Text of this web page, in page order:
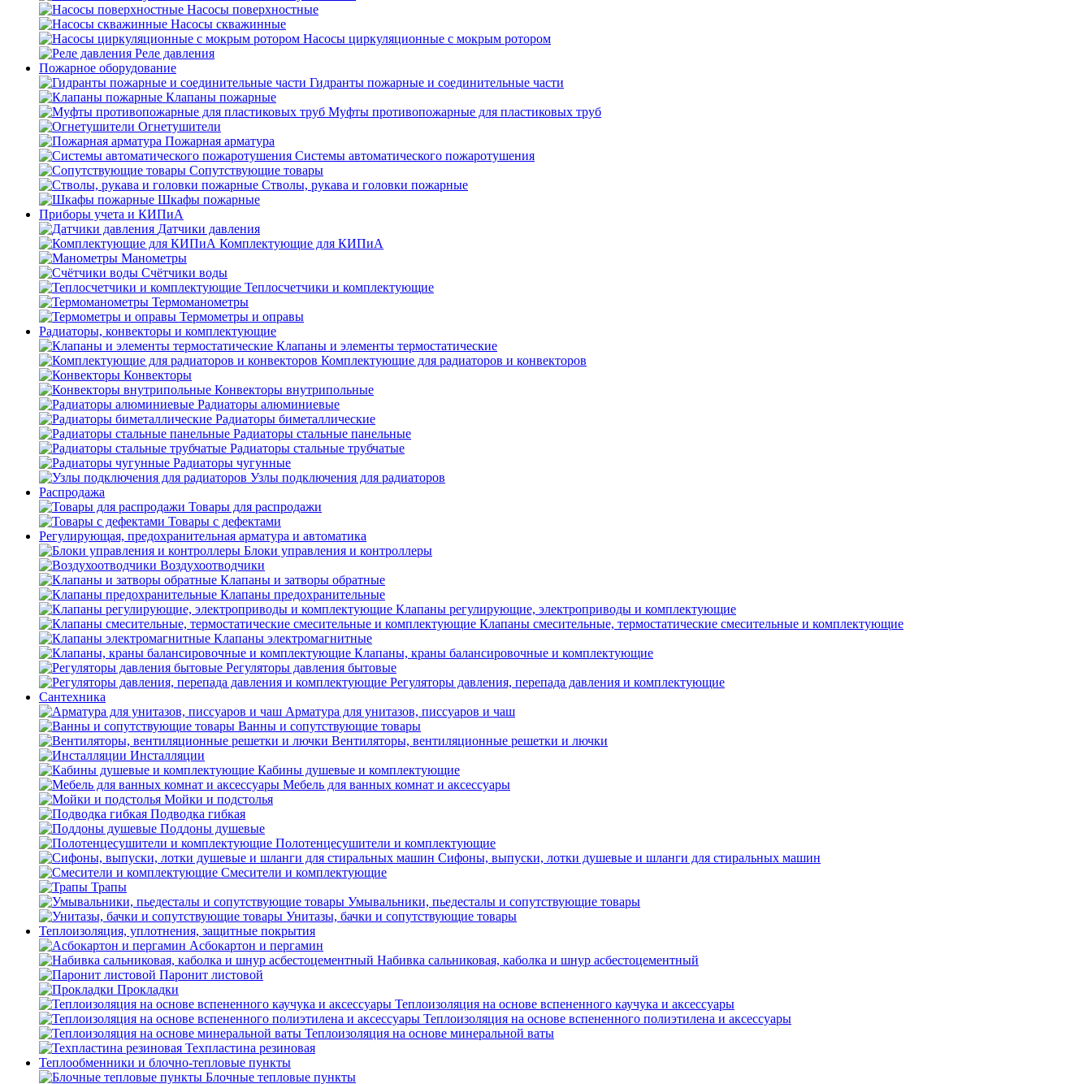
Насосы поверхностные
Насосы скважинные
Насосы циркуляционные с мокрым ротором
Реле давления
Пожарное оборудование
Гидранты пожарные и соединительные части
Клапаны пожарные
Муфты противопожарные для пластиковых труб
Огнетушители
Пожарная арматура
Системы автоматического пожаротушения
Сопутствующие товары
Стволы, рукава и головки пожарные
Шкафы пожарные
Приборы учета и КИПиА
Датчики давления
Комплектующие для КИПиА
Манометры
Счётчики воды
Теплосчетчики и комплектующие
Термоманометры
Термометры и оправы
Радиаторы, конвекторы и комплектующие
Клапаны и элементы термостатические
Комплектующие для радиаторов и конвекторов
Конвекторы
Конвекторы внутрипольные
Радиаторы алюминиевые
Радиаторы биметаллические
Радиаторы стальные панельные
Радиаторы стальные трубчатые
Радиаторы чугунные
Узлы подключения для радиаторов
Распродажа
Товары для распродажи
Товары с дефектами
Регулирующая, предохранительная арматура и автоматика
Блоки управления и контроллеры
Воздухоотводчики
Клапаны и затворы обратные
Клапаны предохранительные
Клапаны регулирующие, электроприводы и комплектующие
Клапаны смесительные, термостатические смесительные и комплектующие
Клапаны электромагнитные
Клапаны, краны балансировочные и комплектующие
Регуляторы давления бытовые
Регуляторы давления, перепада давления и комплектующие
Сантехника
Арматура для унитазов, писсуаров и чаш
Ванны и сопутствующие товары
Вентиляторы, вентиляционные решетки и лючки
Инсталляции
Кабины душевые и комплектующие
Мебель для ванных комнат и аксессуары
Мойки и подстолья
Подводка гибкая
Поддоны душевые
Полотенцесушители и комплектующие
Сифоны, выпуски, лотки душевые и шланги для стиральных машин
Смесители и комплектующие
Трапы
Умывальники, пьедесталы и сопутствующие товары
Унитазы, бачки и сопутствующие товары
Теплоизоляция, уплотнения, защитные покрытия
Асбокартон и пергамин
Набивка сальниковая, каболка и шнур асбестоцементный
Паронит листовой
Прокладки
Теплоизоляция на основе вспененного каучука и аксессуары
Теплоизоляция на основе вспененного полиэтилена и аксессуары
Теплоизоляция на основе минеральной ваты
Техпластина резиновая
Теплообменники и блочно-тепловые пункты
Блочные тепловые пункты